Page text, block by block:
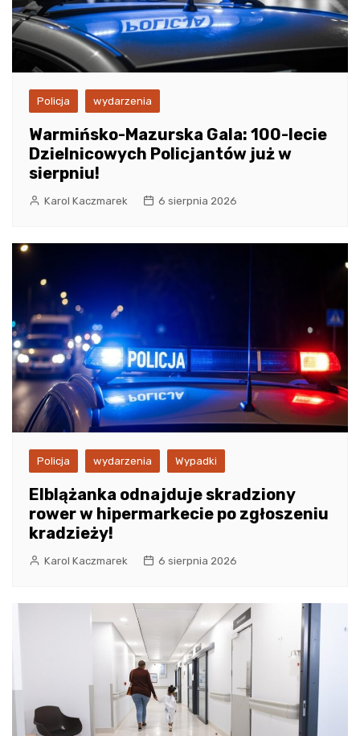
Policja wydarzenia
Warmińsko-Mazurska Gala: 100-lecie
Dzielnicowych Policjantów już w
sierpniu!
Karol Kaczmarek 6 sierpnia 2026
Policja wydarzenia Wypadki
Elblążanka odnajduje skradziony
rower w hipermarkecie po zgłoszeniu
kradzieży!
Karol Kaczmarek 6 sierpnia 2026